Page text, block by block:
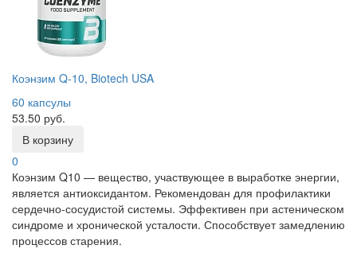
Коэнзим Q-10, Biotech USA
60 капсулы
53.50 руб.
В корзину
0
Коэнзим Q10 — вещество, участвующее в выработке энергии,
является антиоксидантом. Рекомендован для профилактики
сердечно-сосудистой системы. Эффективен при астеническом
синдроме и хронической усталости. Способствует замедлению
процессов старения.